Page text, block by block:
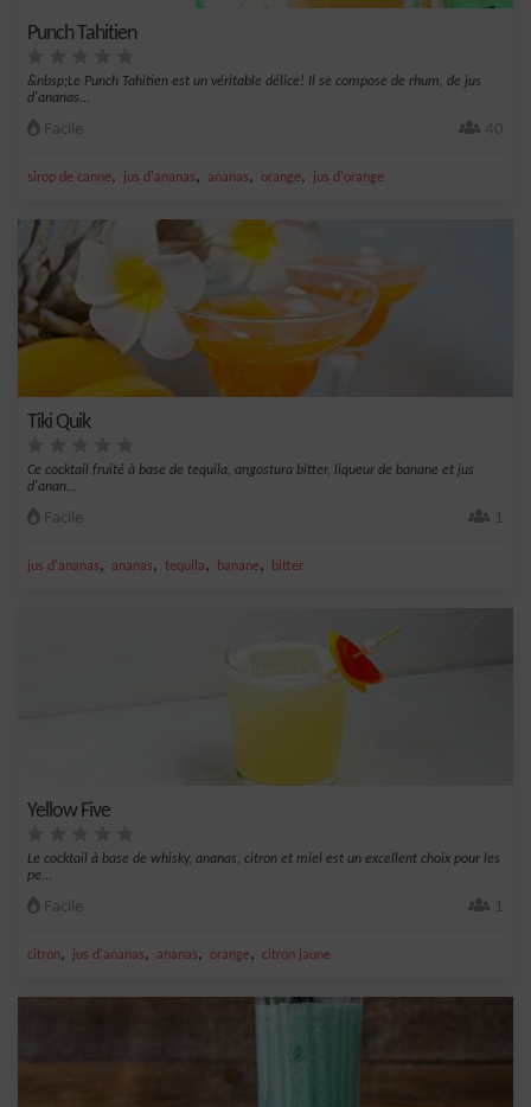
Punch Tahitien
&nbsp;Le Punch Tahitien est un véritable délice! Il se compose de rhum, de jus
d'ananas...
Facile 40
sirop de canne, jus d'ananas, ananas, orange, jus d'orange
Tiki Quik
Ce cocktail fruité à base de tequila, angostura bitter, liqueur de banane et jus
d'anan...
Facile 1
jus d'ananas, ananas, tequila, banane, bitter
Yellow Five
Le cocktail à base de whisky, ananas, citron et miel est un excellent choix pour les
pe...
Facile 1
citron, jus d'ananas, ananas, orange, citron jaune